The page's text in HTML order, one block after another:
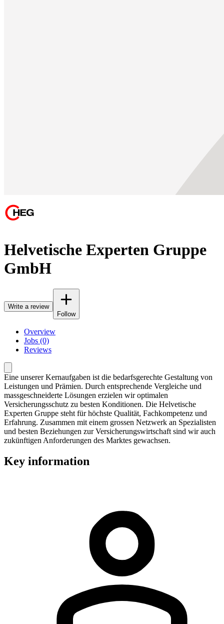
Helvetische Experten Gruppe
GmbH
Write a review
Follow
Overview
Jobs (0)
Reviews
Eine unserer Kernaufgaben ist die bedarfsgerechte Gestaltung von
Leistungen und Prämien. Durch entsprechende Vergleiche und
massgeschneiderte Lösungen erzielen wir optimalen
Versicherungsschutz zu besten Konditionen. Die Helvetische
Experten Gruppe steht für höchste Qualität, Fachkompetenz und
Erfahrung. Zusammen mit einem grossen Netzwerk an Spezialisten
und besten Beziehungen zur Versicherungswirtschaft sind wir auch
zukünftigen Anforderungen des Marktes gewachsen.
Key information